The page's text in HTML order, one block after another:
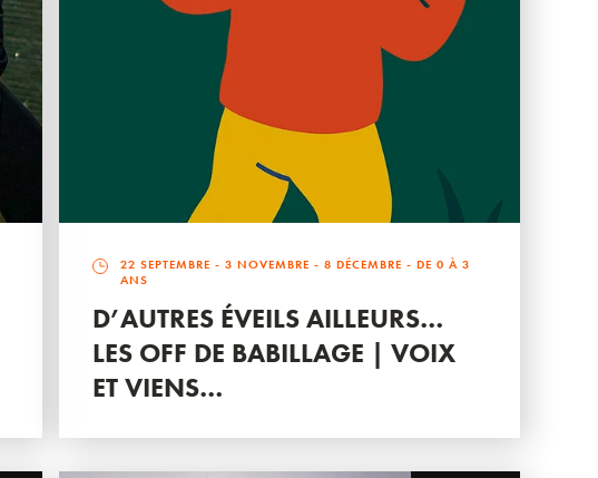
22 SEPTEMBRE -3 NOVEMBRE -8 DÉCEMBRE - DE 0 À 3
ANS
D’AUTRES ÉVEILS AILLEURS…
LES OFF DE BABILLAGE | VOIX
ET VIENS…